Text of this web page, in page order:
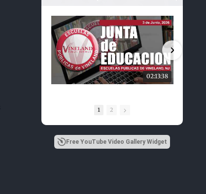
02:13:38
1 2
Free YouTube Video Gallery Widget